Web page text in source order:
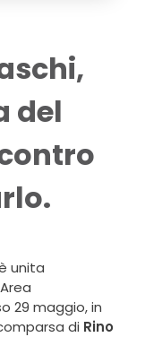
del
unita
29 maggio, in
di Rino